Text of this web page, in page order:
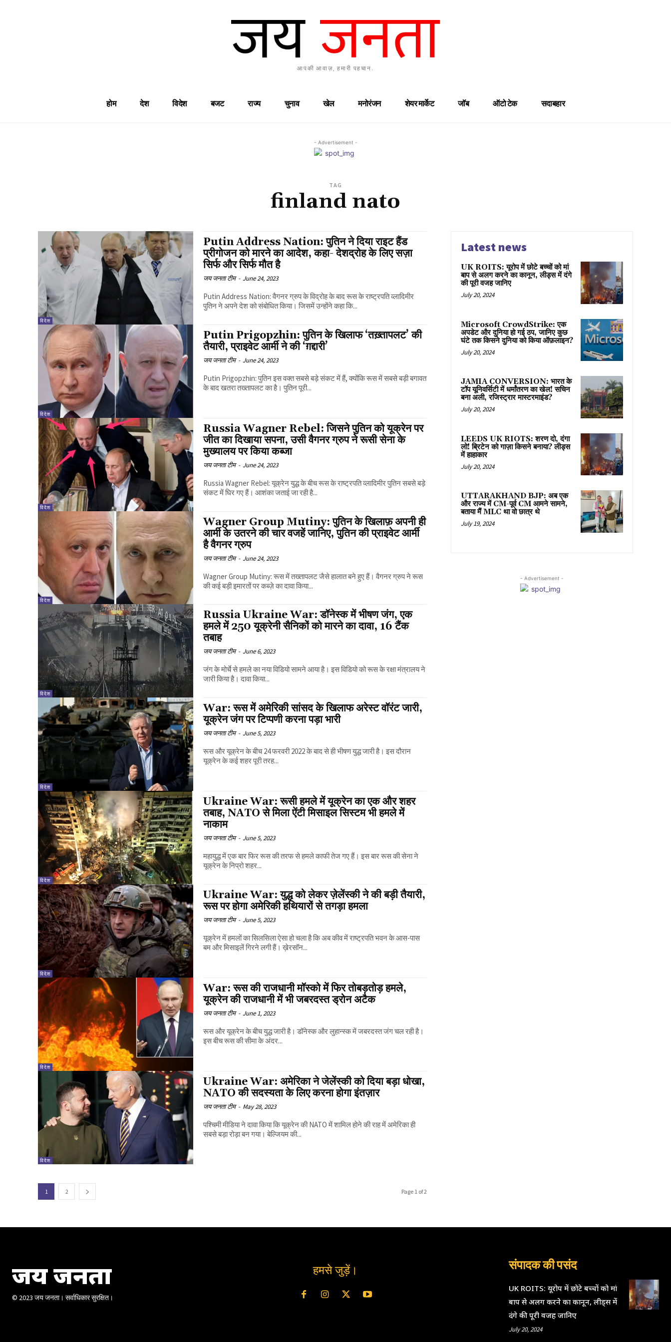
आपकी आवाज़, हमारी पहचान.
होम देश विदेश बजट राज्य चुनाव खेल मनोरंजन शेयर मार्केट जॉब ऑटो टेक सदाबहार
- Advertisement -
TAG
finland nato
विदेश
Putin Address Nation: पुतिन ने दिया राइट हैंड
प्रीगोजन को मारने का आदेश, कहा- देशद्रोह के लिए सज़ा
सिर्फ और सिर्फ मौत है
जय जनता टीम - June 24, 2023
Putin Address Nation: वैगनर ग्रुप के विद्रोह के बाद रूस के राष्ट्रपति व्लादिमीर
पुतिन ने अपने देश को संबोधित किया। जिसमें उन्होंने कहा कि...
विदेश
Putin Prigopzhin: पुतिन के खिलाफ ‘तख़्तापलट’ की
तैयारी, प्राइवेट आर्मी ने की ‘ग़द्दारी’
जय जनता टीम - June 24, 2023
Putin Prigopzhin: पुतिन इस वक्त सबसे बड़े संकट में हैं, क्योंकि रूस में सबसे बड़ी बगावत
के बाद खतरा तख्तापलट का है। पुतिन पूरी...
विदेश
Russia Wagner Rebel: जिसने पुतिन को यूक्रेन पर
जीत का दिखाया सपना, उसी वैगनर ग्रुप ने रूसी सेना के
मुख्यालय पर किया कब्जा
जय जनता टीम - June 24, 2023
Russia Wagner Rebel: यूक्रेन युद्ध के बीच रूस के राष्ट्रपति व्लादिमीर पुतिन सबसे बड़े
संकट में घिर गए हैं। आशंका जताई जा रही है...
विदेश
Wagner Group Mutiny: पुतिन के खिलाफ़ अपनी ही
आर्मी के उतरने की चार वजहें जानिए, पुतिन की प्राइवेट आर्मी
है वैगनर ग्रुप
जय जनता टीम - June 24, 2023
Wagner Group Mutiny: रूस में तख्तापलट जैसे हालात बने हुए हैं। वैगनर ग्रुप ने रूस
की कई बड़ी इमारतों पर कब्ज़े का दावा किया...
विदेश
Russia Ukraine War: डॉनेस्क में भीषण जंग, एक
हमले में 250 यूक्रेनी सैनिकों को मारने का दावा, 16 टैंक
तबाह
जय जनता टीम - June 6, 2023
जंग के मोर्चे से हमले का नया विडियो सामने आया है। इस विडियो को रूस के रक्षा मंत्रालय ने
जारी किया है। दावा किया...
विदेश
War: रूस में अमेरिकी सांसद के खिलाफ अरेस्ट वॉरंट जारी,
यूक्रेन जंग पर टिप्पणी करना पड़ा भारी
जय जनता टीम - June 5, 2023
रूस और यूक्रेन के बीच 24 फरवरी 2022 के बाद से ही भीषण युद्ध जारी है। इस दौरान
यूक्रेन के कई शहर पूरी तरह...
विदेश
Ukraine War: रूसी हमले में यूक्रेन का एक और शहर
तबाह, NATO से मिला ऐंटी मिसाइल सिस्टम भी हमले में
नाकाम
जय जनता टीम - June 5, 2023
महायुद्ध में एक बार फिर रूस की तरफ से हमले काफी तेज गए हैं। इस बार रूस की सेना ने
यूक्रेन के निप्रो शहर...
विदेश
Ukraine War: युद्ध को लेकर ज़ेलेंस्की ने की बड़ी तैयारी,
रूस पर होगा अमेरिकी हथियारों से तगड़ा हमला
जय जनता टीम - June 5, 2023
यूक्रेन में हमलों का सिलसिला ऐसा हो चला है कि अब कीव में राष्ट्रपति भवन के आस-पास
बम और मिसाइलें गिरने लगी हैं। ख़ेरसॉन...
विदेश
War: रूस की राजधानी मॉस्को में फिर तोबड़तोड़ हमले,
यूक्रेन की राजधानी में भी जबरदस्त ड्रोन अटैक
जय जनता टीम - June 1, 2023
रूस और यूक्रेन के बीच युद्ध जारी है। डॉनेस्क और लुहान्स्क में जबरदस्त जंग चल रही है।
इस बीच रूस की सीमा के अंदर...
विदेश
Ukraine War: अमेरिका ने जेलेंस्की को दिया बड़ा धोखा,
NATO की सदस्यता के लिए करना होगा इंतज़ार
जय जनता टीम - May 28, 2023
पश्चिमी मीडिया ने दावा किया कि यूक्रेन की NATO में शामिल होने की राह में अमेरिका ही
सबसे बड़ा रोड़ा बन गया। बेल्जियम की...
1 2 Page 1 of 2
Latest news
UK ROITS: यूरोप में छोटे बच्चों को मां
बाप से अलग करने का कानून, लीड्स में दंगे
की पूरी वजह जानिए
July 20, 2024
Microsoft CrowdStrike: एक
अपडेट और दुनिया हो गई ठप, जानिए कुछ
घंटे तक किसने दुनिया को किया ऑफ़लाइन?
July 20, 2024
JAMIA CONVERSION: भारत के
टॉप यूनिवर्सिटी में धर्मांतरण का खेल! सचिन
बना अली, रजिस्ट्रार मास्टरमाइंड?
July 20, 2024
LEEDS UK RIOTS: शरण दो, दंगा
लो! ब्रिटेन को गाज़ा किसने बनाया? लीड्स
में हाहाकार
July 20, 2024
UTTARAKHAND BJP: अब एक
और राज्य में CM-पूर्व CM आमने सामने,
बताया मैं MLC था वो छात्र थे
July 19, 2024
- Advertisement -
जय जनता
© 2023 जय जनता। सर्वाधिकार सुरक्षित।
हमसे जुड़ें। संपादक की पसंद
UK ROITS: यूरोप में छोटे बच्चों को मां
बाप से अलग करने का कानून, लीड्स में
दंगे की पूरी वजह जानिए
July 20, 2024